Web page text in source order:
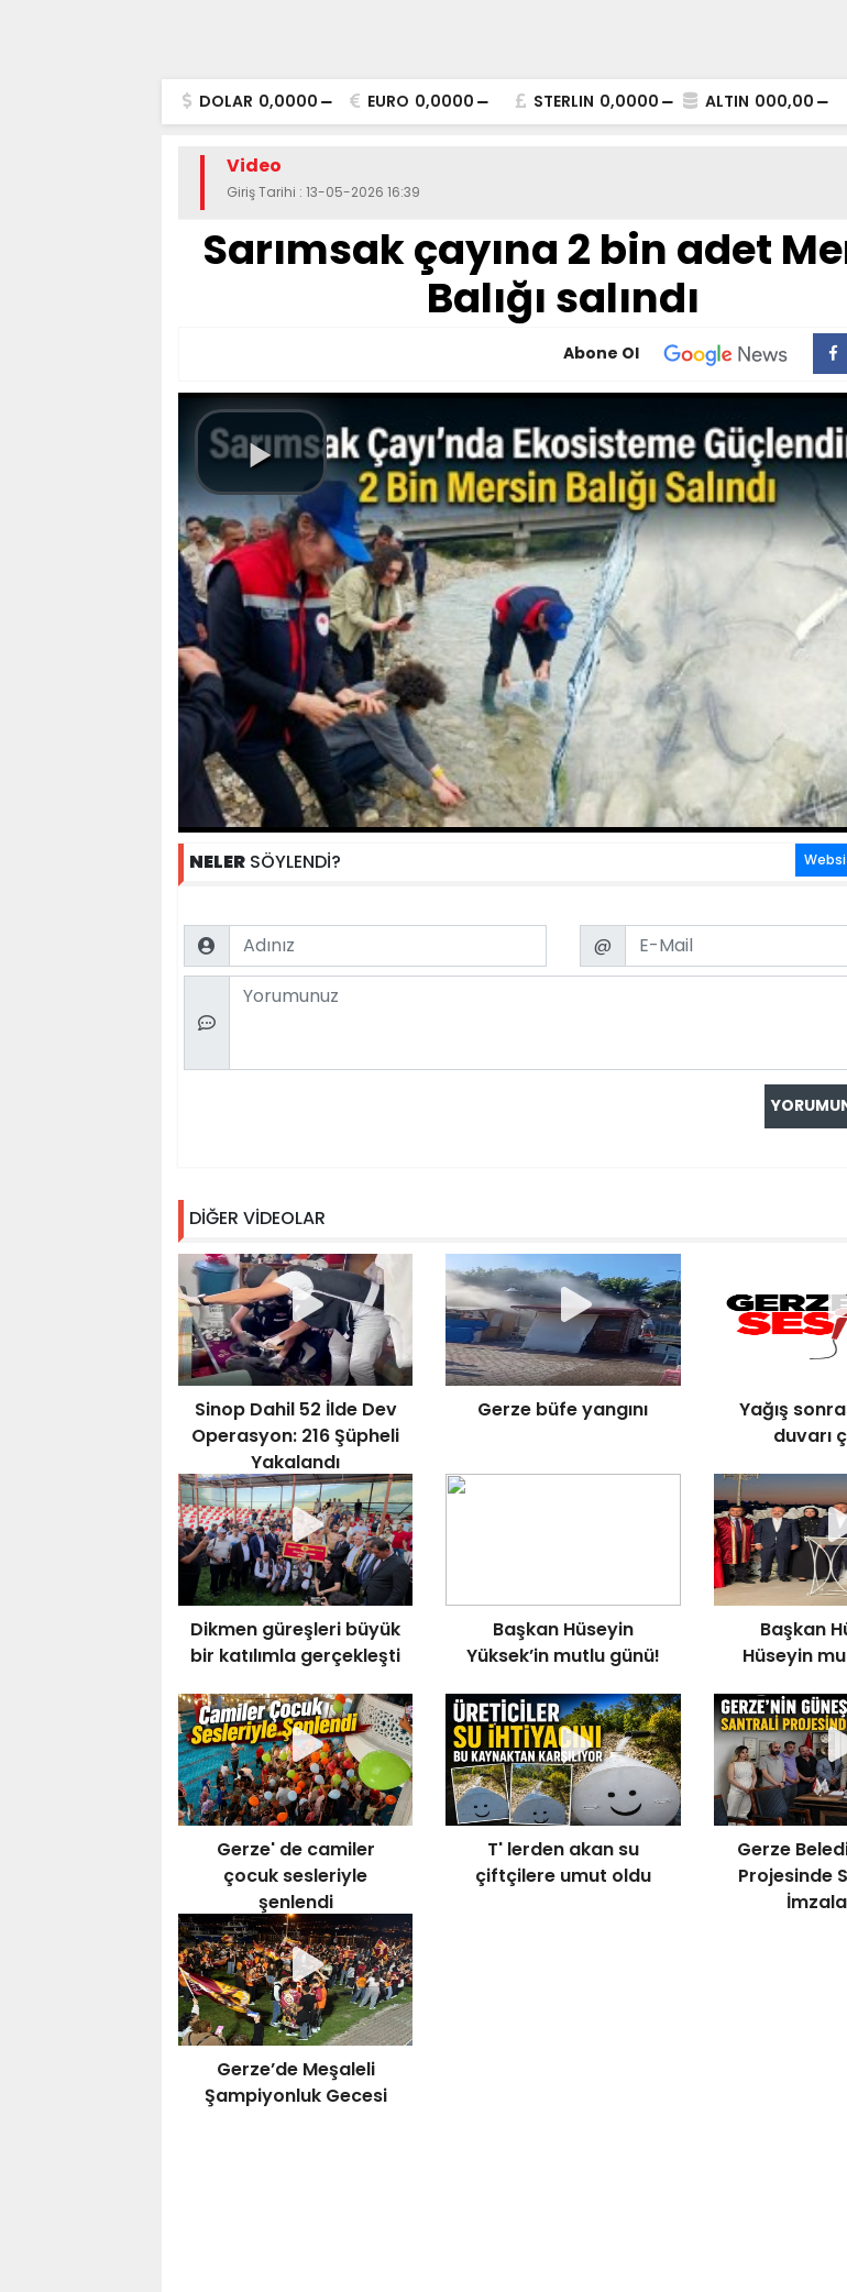
DOLAR 0,0000 EURO 0,0000 STERLIN 0,0000 ALTIN 000,00
Video
Giriş Tarihi : 13-05-2026 16:39
Sarımsak çayına 2 bin adet
Balığı salındı
Abone Ol
NELER SÖYLENDİ?
Name Email
@
Comment
DİĞER VİDEOLAR
Sinop Dahil 52 İlde Dev
Operasyon: 216 Şüpheli
Yakalandı
Gerze büfe yangını
Yağış
duvarı
Dikmen güreşleri büyük
bir katılımla gerçekleşti
Başkan Hüseyin
Yüksek’in mutlu günü!
Başkan
Hüseyin
Gerze' de camiler
çocuk sesleriyle
şenlendi
T' lerden akan su
çiftçilere umut oldu
Gerze
Projesinde
Gerze’de Meşaleli
Şampiyonluk Gecesi